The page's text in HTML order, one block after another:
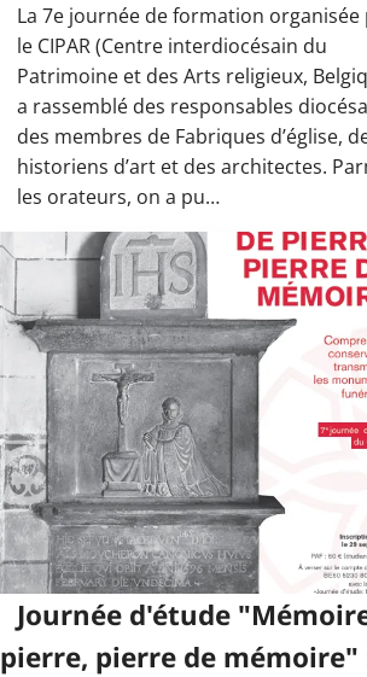
La 7e journée de formation organisée
le CIPAR (Centre interdiocésain du
Patrimoine et des Arts religieux,
a rassemblé des responsables
des membres de Fabriques d’église,
historiens d’art et des architectes.
les orateurs, on a pu…
Journée d'étude
pierre, pierre de mémoire"